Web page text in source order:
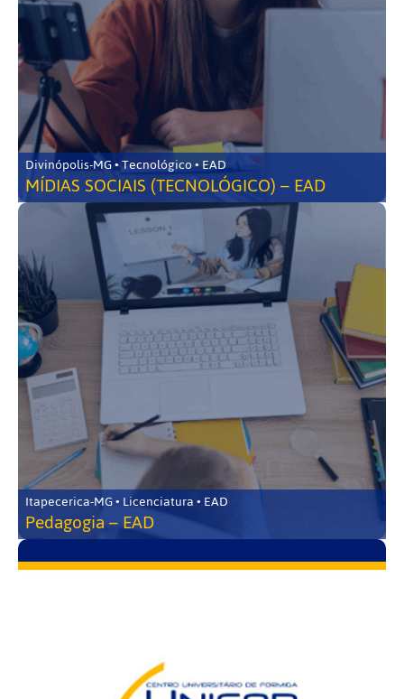
Divinópolis-MG • Tecnológico • EAD
MÍDIAS SOCIAIS (TECNOLÓGICO) – EAD
Itapecerica-MG • Licenciatura • EAD
Pedagogia – EAD